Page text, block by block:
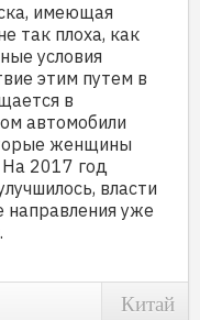
имеющая
так плоха, как
условия
этим путем в
в
автомобили
женщины
2017 год
власти
уже
Китай